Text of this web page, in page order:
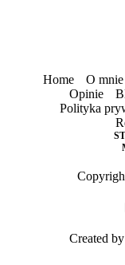
Home O mnie
Opinie
Polityka
Created by